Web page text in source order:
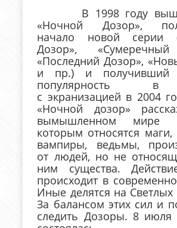
В 1998 году
«Ночной Дозор»,
начало новой серии
Дозор»,
«Последний Дозор»,
и пр.) и получивший
популярность
с экранизацией в 2004
«Ночной дозор»
вымышленном мире
которым относятся маги,
вампиры, ведьмы,
от людей, но не
ним существа.
происходит в
Иные делятся на
За балансом этих сил и
следить Дозоры. 8 июля